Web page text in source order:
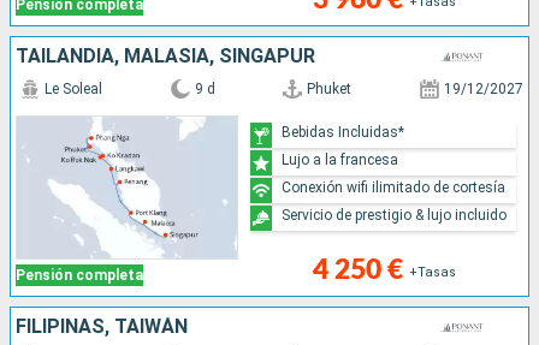
Pensión completa
TAILANDIA, MALASIA, SINGAPUR
Pensión completa
Le Soleal 9 d Phuket 19/12/2027
4 250 € +Tasas
Bebidas Incluidas*
Lujo a la francesa
Conexión wifi ilimitado de cortesía
Servicio de prestigio & lujo incluido
FILIPINAS, TAIWÁN